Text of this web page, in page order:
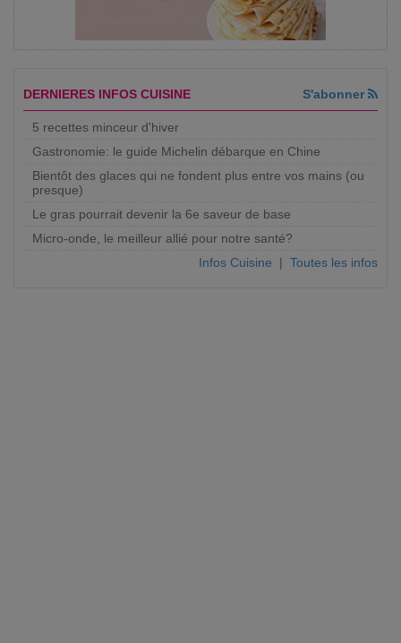
DERNIERES INFOS CUISINE S'abonner
5 recettes minceur d'hiver
Gastronomie: le guide Michelin débarque en Chine
Bientôt des glaces qui ne fondent plus entre vos mains (ou
presque)
Le gras pourrait devenir la 6e saveur de base
Micro-onde, le meilleur allié pour notre santé?
Infos Cuisine | Toutes les infos